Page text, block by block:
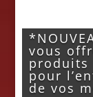
vous
produits
pour
de vos